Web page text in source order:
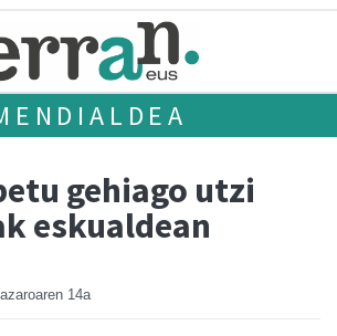
gehiago utzi
eskualdean
14a